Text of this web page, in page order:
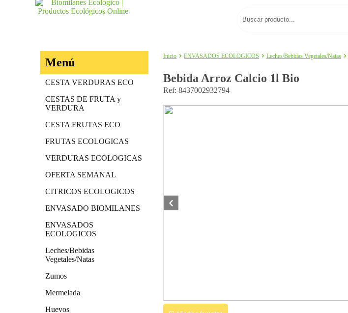
Menú
CESTA VERDURAS ECO
CESTAS DE FRUTA y
VERDURA
CESTA FRUTAS ECO
FRUTAS ECOLOGICAS
VERDURAS ECOLOGICAS
OFERTA SEMANAL
CITRICOS ECOLOGICOS
ENVASADO BIOMILANES
ENVASADOS
ECOLOGICOS
Leches/Bebidas
Vegetales/Natas
Zumos
Mermelada
Huevos
Inicio ENVASADOS ECOLOGICOS Leches/Bebidas Vegetales/Natas
Bebida Arroz Calcio 1l Bio
Ref: 8437002932794